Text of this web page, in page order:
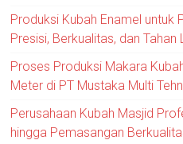
Produksi Kubah Enamel untuk
Presisi, Berkualitas, dan Tahan
Proses Produksi Makara
Meter di PT Mustaka Multi
Perusahaan Kubah Masjid
hingga Pemasangan